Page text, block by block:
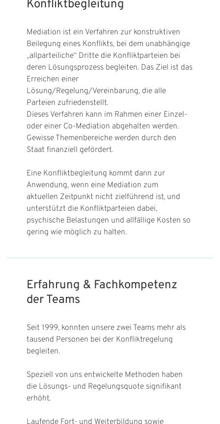
Konfliktbegleitung
Mediation ist ein Verfahren zur konstruktiven
Beilegung eines Konflikts, bei dem unabhängige
„allparteiliche“ Dritte die Konfliktparteien bei
deren Lösungsprozess begleiten. Das Ziel ist das
Erreichen einer
Lösung/Regelung/Vereinbarung, die alle
Parteien zufriedenstellt.
Dieses Verfahren kann im Rahmen einer Einzel-
oder einer Co-Mediation abgehalten werden.
Gewisse Themenbereiche werden durch den
Staat finanziell gefördert.
Eine Konfliktbegleitung kommt dann zur
Anwendung, wenn eine Mediation zum
aktuellen Zeitpunkt nicht zielführend ist, und
unterstützt die Konfliktparteien dabei,
psychische Belastungen und allfällige Kosten so
gering wie möglich zu halten.
Erfahrung & Fachkompetenz
der Teams
Seit 1999, konnten unsere zwei Teams mehr als
tausend Personen bei der Konfliktregelung
begleiten.
Speziell von uns entwickelte Methoden haben
die Lösungs- und Regelungsquote signifikant
erhöht.